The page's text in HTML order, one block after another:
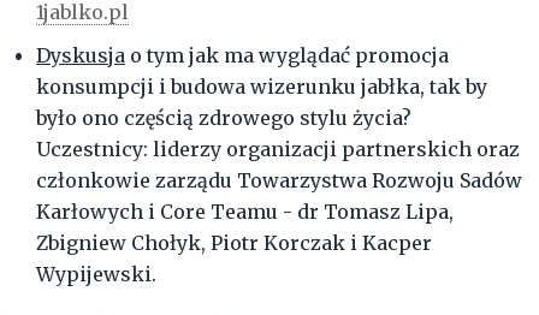
1jablko.pl
Dyskusja o tym jak ma wyglądać promocja
konsumpcji i budowa wizerunku jabłka, tak by
było ono częścią zdrowego stylu życia?
Uczestnicy: liderzy organizacji partnerskich oraz
członkowie zarządu Towarzystwa Rozwoju Sadów
Karłowych i Core Teamu - dr Tomasz Lipa,
Zbigniew Chołyk, Piotr Korczak i Kacper
Wypijewski.